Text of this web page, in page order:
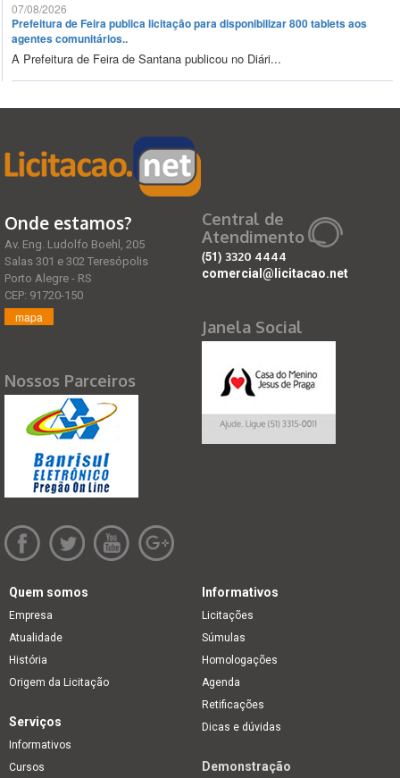
07/08/2026
Prefeitura de Feira publica licitação para disponibilizar 800 tablets aos
agentes comunitários..
A Prefeitura de Feira de Santana publicou no Diári...
Onde estamos?
Av. Eng. Ludolfo Boehl, 205
Salas 301 e 302 Teresópolis
Porto Alegre - RS
CEP: 91720-150
mapa
Nossos Parceiros
Central de
Atendimento
(51) 3320 4444
comercial@licitacao.net
Janela Social
Quem somos
Empresa
Atualidade
História
Origem da Licitação
Informativos
Licitações
Súmulas
Homologações
Agenda
Retificações
Dicas e dúvidas
Serviços
Informativos
Cursos
Demonstração